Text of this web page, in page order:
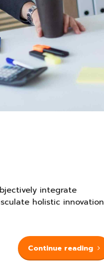
integrate
holistic innovation
Continue reading